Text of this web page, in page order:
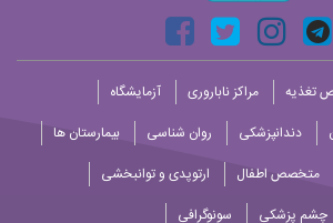
تغذیه مراکز ناباروری
آزمایشگاه
دندانپزشکی روان شناسی
بیمارستان ها
متخصص اطفال
ارتوپدی و توانبخشی
چشم پزشکی سونوگرافی